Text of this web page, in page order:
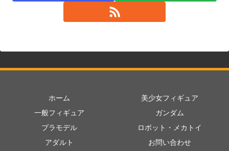
ホーム
美少女フィギュア
一般フィギュア
ガンダム
プラモデル
ロボット・メカトイ
アダルト
お問い合わせ